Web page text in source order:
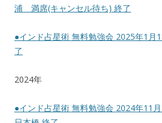
浦 満席(キャンセル待ち) 終了
●インド占星術 無料勉強会 2025年1月
了
2024年
●インド占星術 無料勉強会 2024年11